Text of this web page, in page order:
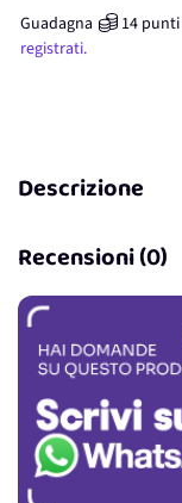
Guadagna 14 punti
registrati.
Descrizione
Recensioni (0)